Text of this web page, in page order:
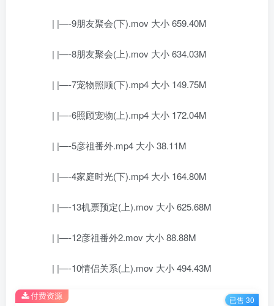
| |—-9朋友聚会(下).mov 大小 659.40M
| |—-8朋友聚会(上).mov 大小 634.03M
| |—-7宠物照顾(下).mp4 大小 149.75M
| |—-6照顾宠物(上).mp4 大小 172.04M
| |—-5彦祖番外.mp4 大小 38.11M
| |—-4家庭时光(下).mp4 大小 164.80M
| |—-13机票预定(上).mov 大小 625.68M
| |—-12彦祖番外2.mov 大小 88.88M
| |—-10情侣关系(上).mov 大小 494.43M
付费资源 已售 30